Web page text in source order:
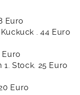
Euro
. 44 Euro
Euro
1. Stock. 25 Euro
Euro